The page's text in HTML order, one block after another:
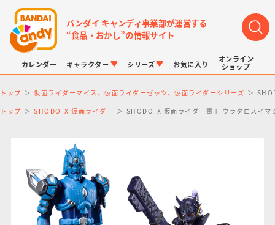
バンダイ キャンディ事業部が運営する
“食品・おかし”の情報サイト
カレンダー キャラクター
LINK TRAVELERS
シリーズ
チョコボックス
お気に入り
オンライン
ショップ
トップ 仮面ライダーマイス、仮面ライダーゼッツ、仮面ライダーシリーズ
トップ SHODO-X 仮面ライダー SHODO-X 仮面ライダー電王 ウラタロスイ